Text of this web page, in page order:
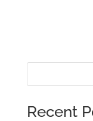
Recent